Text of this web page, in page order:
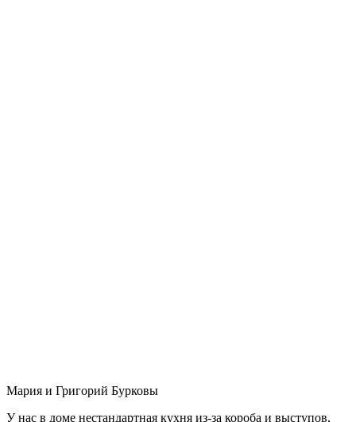
Мария и Григорий Бурковы
У нас в доме нестандартная кухня из-за короба и выступов,